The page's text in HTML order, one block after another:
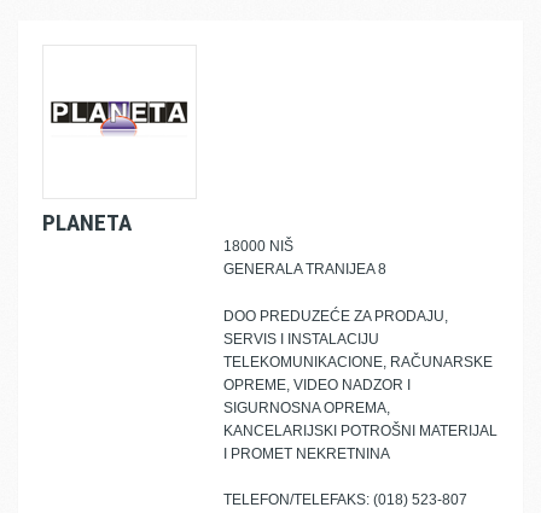
PLANETA
18000 NIŠ
GENERALA TRANIJEA 8
DOO PREDUZEĆE ZA PRODAJU,
SERVIS I INSTALACIJU
TELEKOMUNIKACIONE, RAČUNARSKE
OPREME, VIDEO NADZOR I
SIGURNOSNA OPREMA,
KANCELARIJSKI POTROŠNI MATERIJAL
I PROMET NEKRETNINA
TELEFON/TELEFAKS: (018) 523-807